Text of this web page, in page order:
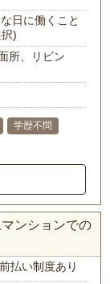
日に働くこと
)
所、リビン
学歴不問
ンションでの
払い制度あり